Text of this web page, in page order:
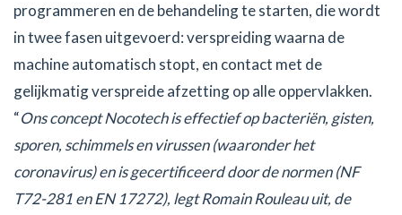
programmeren en de behandeling te starten, die wordt
in twee fasen uitgevoerd: verspreiding waarna de
machine automatisch stopt, en contact met de
gelijkmatig verspreide afzetting op alle oppervlakken.
“Ons concept Nocotech is effectief op bacteriën, gisten,
sporen, schimmels en virussen (waaronder het
coronavirus) en is gecertificeerd door de normen (NF
T72-281 en EN 17272), legt Romain Rouleau uit, de